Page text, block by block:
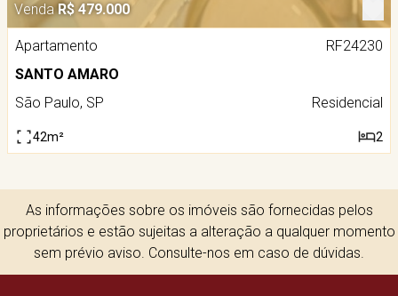
Venda R$ 479.000
Apartamento
RF24230
SANTO AMARO
São Paulo, SP
Residencial
42m² 2
As informações sobre os imóveis são fornecidas pelos
proprietários e estão sujeitas a alteração a qualquer momento
sem prévio aviso. Consulte-nos em caso de dúvidas.